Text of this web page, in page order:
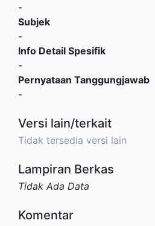
-
Subjek
-
Info Detail Spesifik
-
Pernyataan Tanggungjawab
-
Versi lain/terkait
Tidak tersedia versi lain
Lampiran Berkas
Tidak Ada Data
Komentar